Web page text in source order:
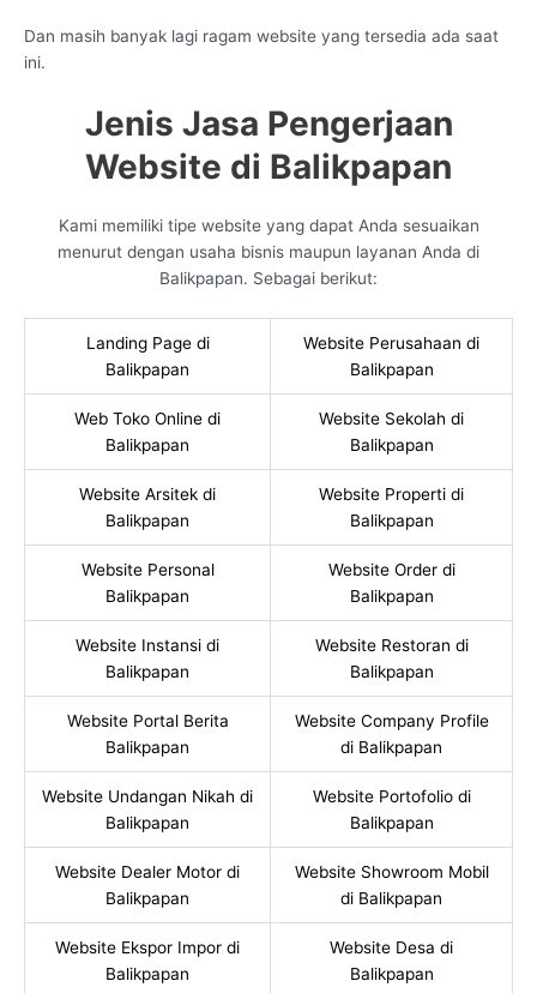
Dan masih banyak lagi ragam website yang tersedia ada saat
ini.
Jenis Jasa Pengerjaan
Website di Balikpapan
Kami memiliki tipe website yang dapat Anda sesuaikan
menurut dengan usaha bisnis maupun layanan Anda di
Balikpapan. Sebagai berikut:
Landing Page di
Balikpapan
Website Perusahaan di
Balikpapan
Web Toko Online di
Balikpapan
Website Sekolah di
Balikpapan
Website Arsitek di
Balikpapan
Website Properti di
Balikpapan
Website Personal
Balikpapan
Website Order di
Balikpapan
Website Instansi di
Balikpapan
Website Restoran di
Balikpapan
Website Portal Berita
Balikpapan
Website Company Profile
di Balikpapan
Website Undangan Nikah di
Balikpapan
Website Portofolio di
Balikpapan
Website Dealer Motor di
Balikpapan
Website Showroom Mobil
di Balikpapan
Website Ekspor Impor di
Balikpapan
Website Desa di
Balikpapan